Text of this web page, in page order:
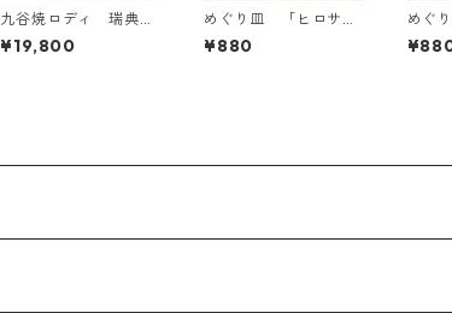
九谷焼ロディ 瑞典風
花文（白）
¥19,800
めぐり皿 「ヒロサ
カ」
¥880
めぐ
ク」